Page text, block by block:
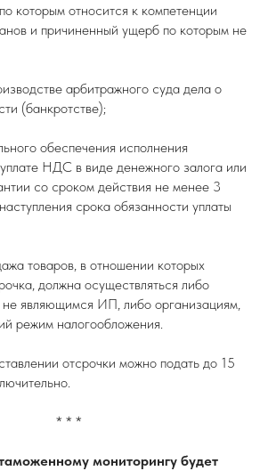
которым относится к компетенции
и причиненный ущерб по которым не
арбитражного суда дела о
(банкротстве);
обеспечения исполнения
НДС в виде денежного залога или
со сроком действия не менее 3
срока обязанности уплаты
товаров, в отношении которых
должна осуществляться либо
являющимся ИП, либо организациям,
режим налогообложения.
отсрочки можно подать до 15
* * *
мониторингу будет